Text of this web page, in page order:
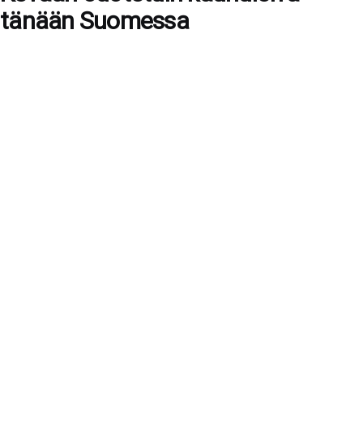
tänään Suomessa